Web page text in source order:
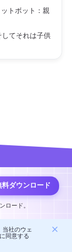
トボット：親
てそれは子供
料ダウンロード
ロード。
プリ！
スタントです。
ドです。
社のウェ
に同意する